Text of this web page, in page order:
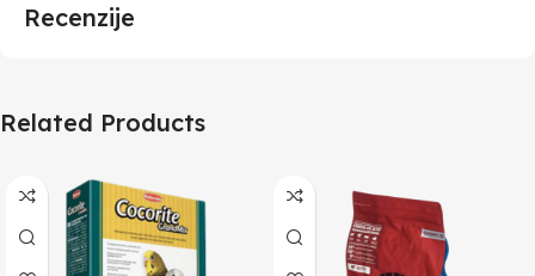
Recenzije
Related Products